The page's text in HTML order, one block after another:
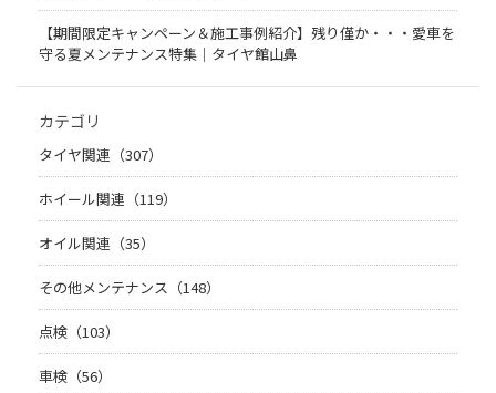
【期間限定キャンペーン＆施工事例紹介】残り僅か・・・愛車を
守る夏メンテナンス特集｜タイヤ館山鼻
カテゴリ
タイヤ関連（307）
ホイール関連（119）
オイル関連（35）
その他メンテナンス（148）
点検（103）
車検（56）